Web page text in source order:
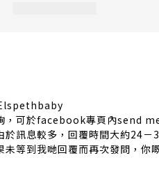
，可於facebook專頁內send
於訊息較多，回覆時間大約24
未等到我哋回覆而再次發問，你